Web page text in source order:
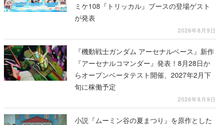
ミケ108『トリッカル』ブースの登場ゲスト
が発表
2026年8月9日
『機動戦士ガンダム アーセナルベース』新作
『アーセナルコマンダー』発表！8月28日か
らオープンベータテスト開催、2027年2月下
旬に稼働予定
2026年8月9日
小説『ムーミン谷の夏まつり』を原作とした